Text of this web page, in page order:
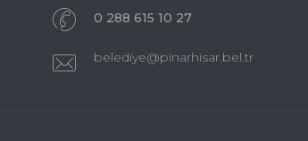
0 288 615 10 27
belediye@pinarhisar.bel.tr